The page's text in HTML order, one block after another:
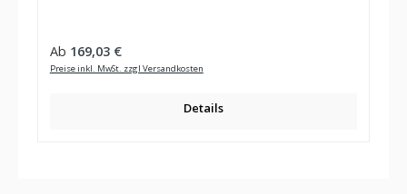
Regulärer Preis:
Ab 169,03 €
Preise inkl. MwSt. zzgl Versandkosten
Details